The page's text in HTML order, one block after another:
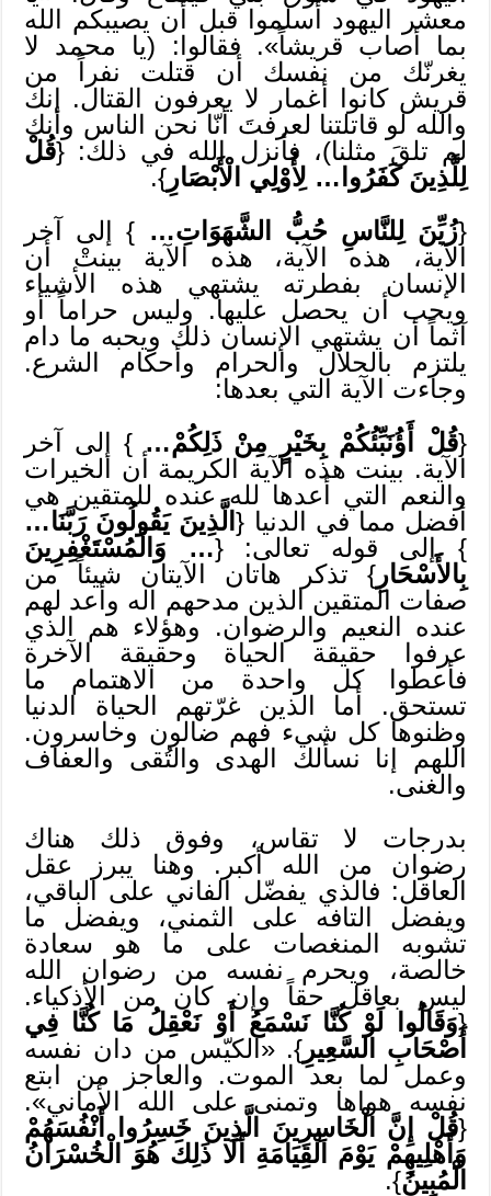
معشر اليهود أسلموا قبل أن يصيبكم الله
بما أصاب قريشاً». فقالوا: (يا محمد لا
يغرنّك من نفسك أن قتلت نفراً من
قريش كانوا أغمار لا يعرفون القتال. إنك
والله لو قاتلتنا لعرفتَ أنّا نحن الناس وأنك
لم تلقَ مثلنا)، فأنزل الله في ذلك: {قُلْ
لِلَّذِينَ كَفَرُوا… لِأُوْلِي الْأَبْصَارِ}.
{زُيِّنَ لِلنَّاسِ حُبُّ الشَّهَوَاتِ… } إلى آخر
الآية، هذه الآية، هذه الآية بينتْ أن
الإنسان بفطرته يشتهي هذه الأشياء
ويحب أن يحصل عليها. وليس حراماً أو
آثماً أن يشتهي الإنسان ذلك ويحبه ما دام
يلتزم بالحلال والحرام وأحكام الشرع.
وجاءت الآية التي بعدها:
{قُلْ أَؤُنَبِّئُكُمْ بِخَيْرٍ مِنْ ذَلِكُمْ… } إلى آخر
الآية. بينت هذه الآية الكريمة أن الخيرات
والنعم التي أعدها لله عنده للمتقين هي
أفضل مما في الدنيا {الَّذِينَ يَقُولُونَ رَبَّنَا…
} إلى قوله تعالى: {…
وَالْمُسْتَغْفِرِينَ
بِالأََسْحَارِ} تذكر هاتان الآيتان شيئاً من
صفات المتقين الذين مدحهم اله وأعد لهم
عنده النعيم والرضوان. وهؤلاء هم الذي
عرفوا حقيقة الحياة وحقيقة الآخرة
فأعطوا كل واحدة من الاهتمام ما
تستحق. أما الذين غرّتهم الحياة الدنيا
وظنوها كل شيء فهم ضالون وخاسرون.
اللهم إنا نسألك الهدى والتُقى والعفاف
والغنى.
بدرجات لا تقاس، وفوق ذلك هناك
رضوان من الله أكبر. وهنا يبرز عقل
العاقل: فالذي يفضّل الفاني على الباقي،
ويفضل التافه على الثمني، ويفضل ما
تشوبه المنغصات على ما هو سعادة
خالصة، ويحرم نفسه من رضوان الله
ليس بعاقل حقاً وإن كان من الأذكياء.
{وَقَالُوا لَوْ كُنَّا نَسْمَعُ أَوْ نَعْقِلُ مَا كُنَّا فِي
أَصْحَابِ السَّعِيرِ}. «الكيّس من دان نفسه
وعمل لما بعد الموت. والعاجز من ابتع
نفسه هواها وتمنى على الله الأماني».
{قُلْ إِنَّ الْخَاسِرِينَ الَّذِينَ خَسِرُوا أَنْفُسَهُمْ
وَأَهْلِيهِمْ يَوْمَ الْقِيَامَةِ أَلَا ذَلِكَ هُوَ الْخُسْرَانُ
الْمُبِينُ}.